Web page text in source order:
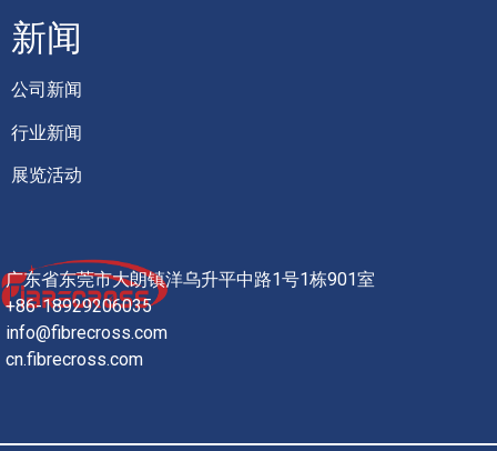
新闻
公司新闻
行业新闻
展览活动
广东省东莞市大朗镇洋乌升平中路1号1栋901室
+86-18929206035
info@fibrecross.com
cn.fibrecross.com